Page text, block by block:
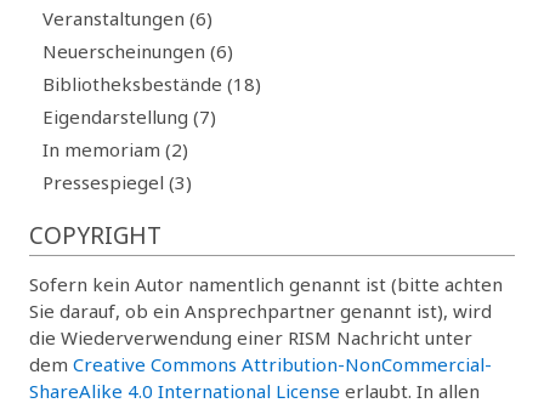
Veranstaltungen (6)
Neuerscheinungen (6)
Bibliotheksbestände (18)
Eigendarstellung (7)
In memoriam (2)
Pressespiegel (3)
COPYRIGHT
Sofern kein Autor namentlich genannt ist (bitte achten
Sie darauf, ob ein Ansprechpartner genannt ist), wird
die Wiederverwendung einer RISM Nachricht unter
dem Creative Commons Attribution-NonCommercial-
ShareAlike 4.0 International License erlaubt. In allen